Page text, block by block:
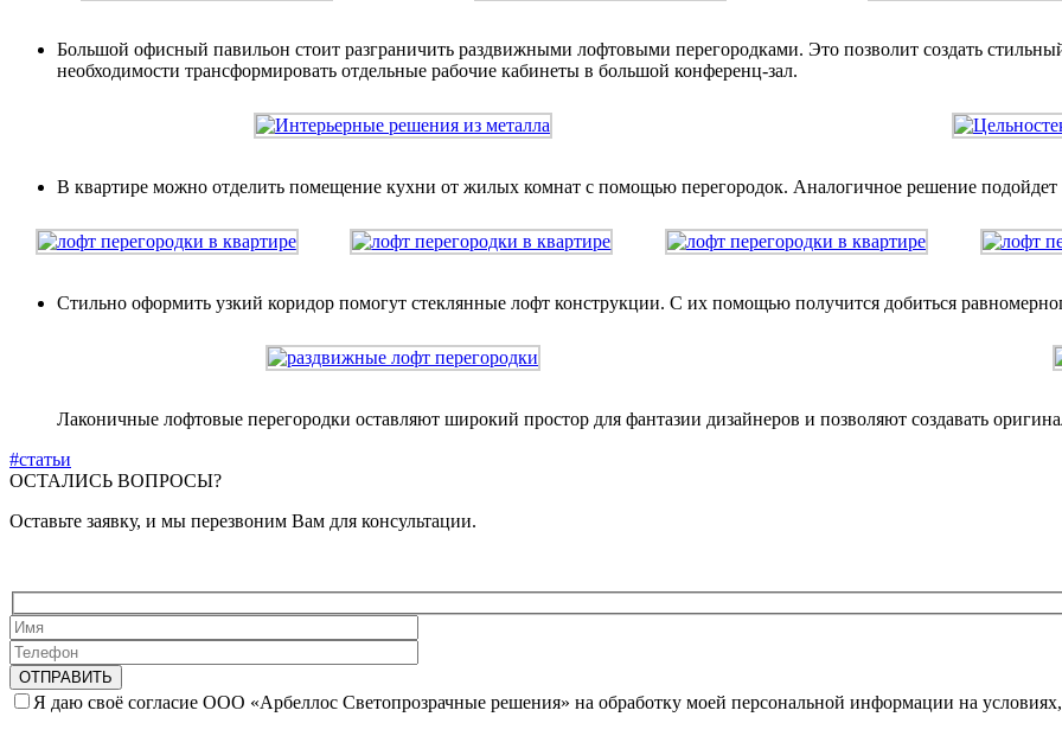
Большой офисный павильон стоит разграничить раздвижными лофтовыми перегородками. Это позволит создать
необходимости трансформировать отдельные рабочие кабинеты в большой конференц-зал.
В квартире можно отделить помещение кухни от жилых комнат с помощью перегородок. Аналогичное решение подойдет
Стильно оформить узкий коридор помогут стеклянные лофт конструкции. С их помощью получится добиться
Лаконичные лофтовые перегородки оставляют широкий простор для фантазии дизайнеров и позволяют создавать
#статьи
ОСТАЛИСЬ ВОПРОСЫ?
Оставьте заявку, и мы перезвоним Вам для консультации.
Я даю своё согласие ООО «Арбеллос Светопрозрачные решения» на обработку моей персональной информации на